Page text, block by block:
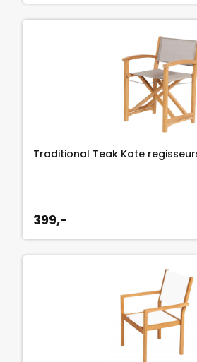
Traditional Teak Kate
399,-